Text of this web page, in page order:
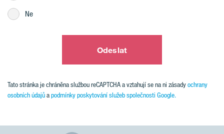
Ne
Odeslat
Tato stránka je chráněna službou reCAPTCHA a vztahují se na ni zásadyochrany
osobních údajůapodmínky poskytování služeb společnosti Google.